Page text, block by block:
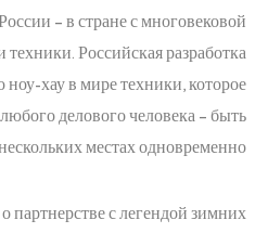
– в стране с многовековой
техники. Российская разработка
ноу-хау в мире техники, которое
делового человека – быть
местах одновременно.
партнерстве с легендой зимних